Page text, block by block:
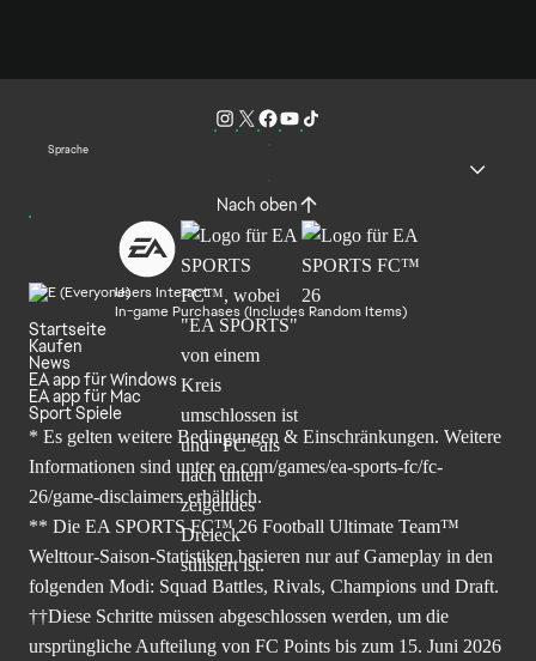
Sprache
Nach oben
Users Interact
In-game Purchases (Includes Random Items)
Startseite
Kaufen
News
EA app für Windows
EA app für Mac
Sport Spiele
* Es gelten weitere Bedingungen & Einschränkungen. Weitere
Informationen sind unterea.com/games/ea-sports-fc/fc-
26/game-disclaimers erhältlich.
** Die EA SPORTS FC™ 26 Football Ultimate Team™
Welttour-Saison-Statistiken basieren nur auf Gameplay in den
folgenden Modi: Squad Battles, Rivals, Champions und Draft.
††Diese Schritte müssen abgeschlossen werden, um die
ursprüngliche Aufteilung von FC Points bis zum 15. Juni 2026